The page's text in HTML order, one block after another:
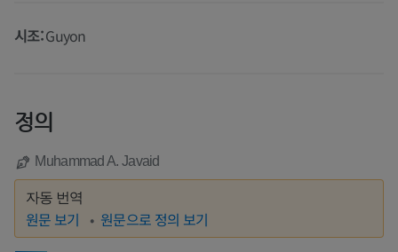
시조:Guyon
정의
Muhammad A. Javaid
자동 번역
원문 보기 원문으로 정의 보기